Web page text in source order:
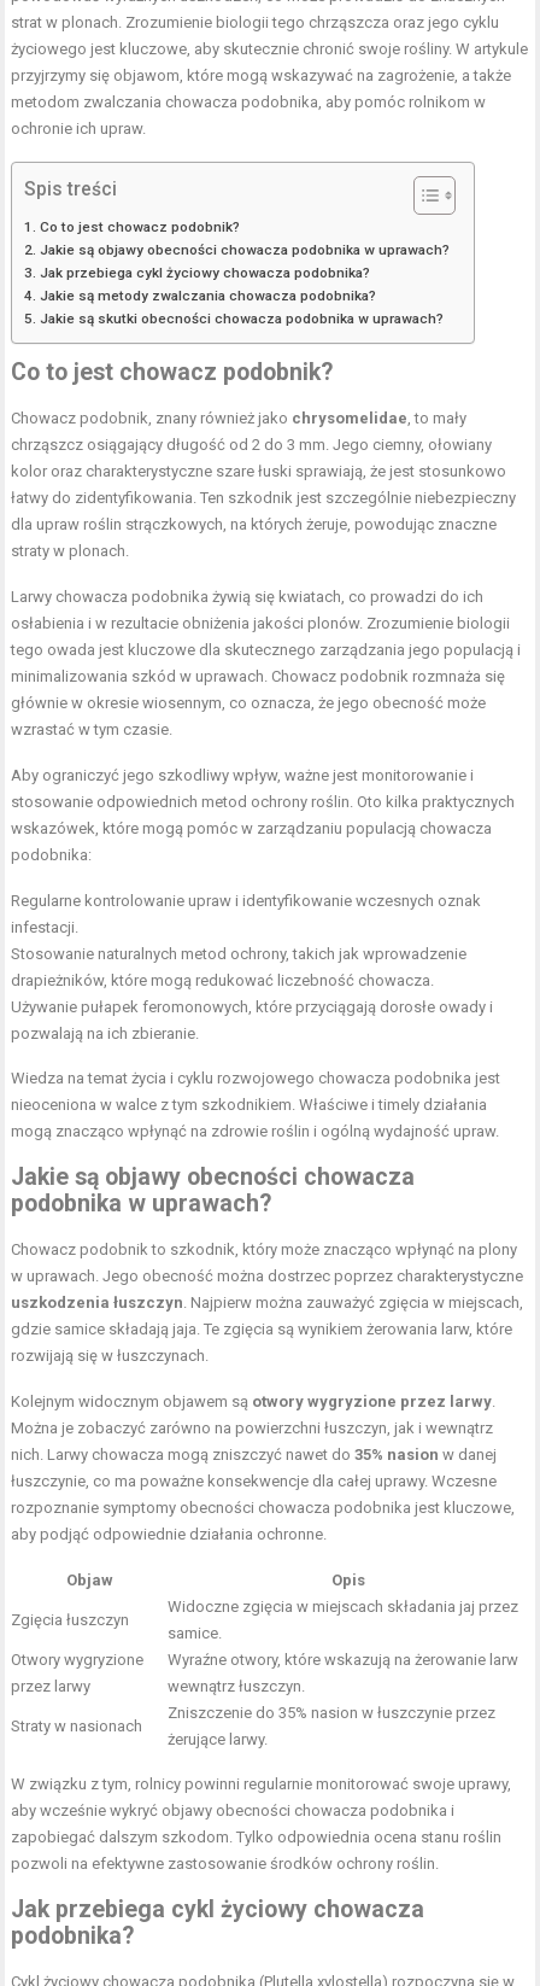
strat w plonach. Zrozumienie biologii tego chrząszcza oraz jego cyklu
życiowego jest kluczowe, aby skutecznie chronić swoje rośliny. W artykule
przyjrzymy się objawom, które mogą wskazywać na zagrożenie, a także
metodom zwalczania chowacza podobnika, aby pomóc rolnikom w
ochronie ich upraw.
Spis treści
Co to jest chowacz podobnik?
Jakie są objawy obecności chowacza podobnika w uprawach?
Jak przebiega cykl życiowy chowacza podobnika?
Jakie są metody zwalczania chowacza podobnika?
Jakie są skutki obecności chowacza podobnika w uprawach?
Co to jest chowacz podobnik?
Chowacz podobnik, znany również jako chrysomelidae, to mały
chrząszcz osiągający długość od 2 do 3 mm. Jego ciemny, ołowiany
kolor oraz charakterystyczne szare łuski sprawiają, że jest stosunkowo
łatwy do zidentyfikowania. Ten szkodnik jest szczególnie niebezpieczny
dla upraw roślin strączkowych, na których żeruje, powodując znaczne
straty w plonach.
Larwy chowacza podobnika żywią się kwiatach, co prowadzi do ich
osłabienia i w rezultacie obniżenia jakości plonów. Zrozumienie biologii
tego owada jest kluczowe dla skutecznego zarządzania jego populacją i
minimalizowania szkód w uprawach. Chowacz podobnik rozmnaża się
głównie w okresie wiosennym, co oznacza, że jego obecność może
wzrastać w tym czasie.
Aby ograniczyć jego szkodliwy wpływ, ważne jest monitorowanie i
stosowanie odpowiednich metod ochrony roślin. Oto kilka praktycznych
wskazówek, które mogą pomóc w zarządzaniu populacją chowacza
podobnika:
Regularne kontrolowanie upraw i identyfikowanie wczesnych oznak
infestacji.
Stosowanie naturalnych metod ochrony, takich jak wprowadzenie
drapieżników, które mogą redukować liczebność chowacza.
Używanie pułapek feromonowych, które przyciągają dorosłe owady i
pozwalają na ich zbieranie.
Wiedza na temat życia i cyklu rozwojowego chowacza podobnika jest
nieoceniona w walce z tym szkodnikiem. Właściwe i timely działania
mogą znacząco wpłynąć na zdrowie roślin i ogólną wydajność upraw.
Jakie są objawy obecności chowacza
podobnika w uprawach?
Chowacz podobnik to szkodnik, który może znacząco wpłynąć na plony
w uprawach. Jego obecność można dostrzec poprzez charakterystyczne
uszkodzenia łuszczyn. Najpierw można zauważyć zgięcia w miejscach,
gdzie samice składają jaja. Te zgięcia są wynikiem żerowania larw, które
rozwijają się w łuszczynach.
Kolejnym widocznym objawem są otwory wygryzione przez larwy.
Można je zobaczyć zarówno na powierzchni łuszczyn, jak i wewnątrz
nich. Larwy chowacza mogą zniszczyć nawet do35% nasion w danej
łuszczynie, co ma poważne konsekwencje dla całej uprawy. Wczesne
rozpoznanie symptomy obecności chowacza podobnika jest kluczowe,
aby podjąć odpowiednie działania ochronne.
Objaw Opis
Zgięcia łuszczyn
Widoczne zgięcia w miejscach składania jaj przez
samice.
Otwory wygryzione
przez larwy
Wyraźne otwory, które wskazują na żerowanie larw
wewnątrz łuszczyn.
Straty w nasionach
Zniszczenie do 35% nasion w łuszczynie przez
żerujące larwy.
W związku z tym, rolnicy powinni regularnie monitorować swoje uprawy,
aby wcześnie wykryć objawy obecności chowacza podobnika i
zapobiegać dalszym szkodom. Tylko odpowiednia ocena stanu roślin
pozwoli na efektywne zastosowanie środków ochrony roślin.
Jak przebiega cykl życiowy chowacza
podobnika?
Cykl życiowy chowacza podobnika (Plutella xylostella) rozpoczyna się w